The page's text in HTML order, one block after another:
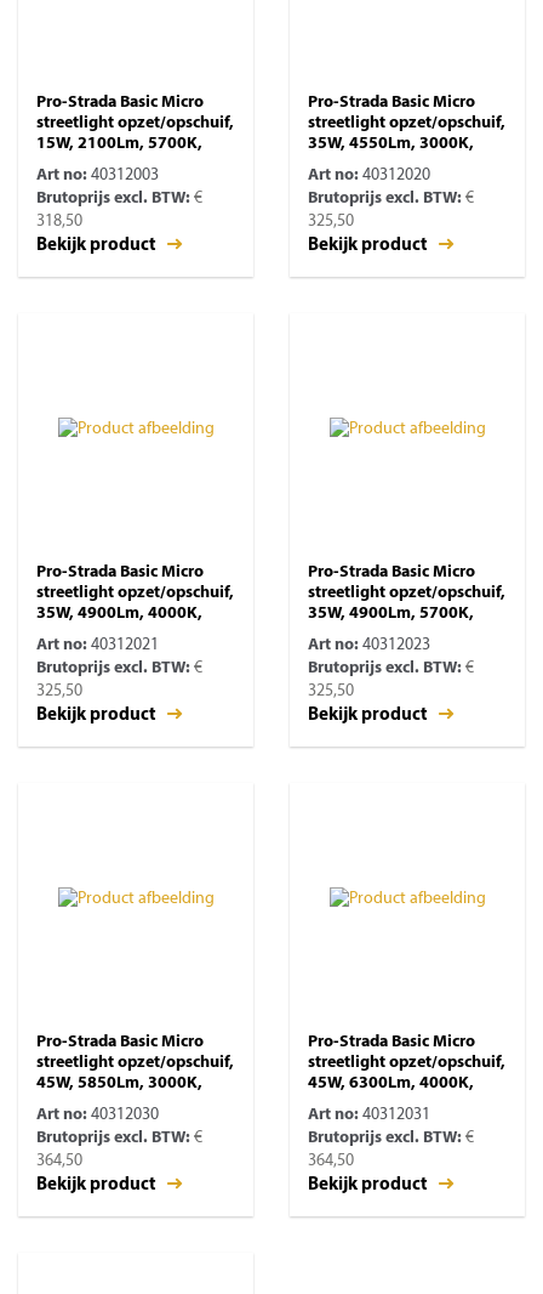
Pro-Strada Basic Micro
streetlight opzet/opschuif,
15W, 2100Lm, 5700K,
Art no: 40312003
Brutoprijs excl. BTW: €
318,50
Bekijk product
Pro-Strada Basic Micro
streetlight opzet/opschuif,
35W, 4550Lm, 3000K,
Art no: 40312020
Brutoprijs excl. BTW: €
325,50
Bekijk product
Pro-Strada Basic Micro
streetlight opzet/opschuif,
35W, 4900Lm, 4000K,
Art no: 40312021
Brutoprijs excl. BTW: €
325,50
Bekijk product
Pro-Strada Basic Micro
streetlight opzet/opschuif,
35W, 4900Lm, 5700K,
Art no: 40312023
Brutoprijs excl. BTW: €
325,50
Bekijk product
Pro-Strada Basic Micro
streetlight opzet/opschuif,
45W, 5850Lm, 3000K,
Art no: 40312030
Brutoprijs excl. BTW: €
364,50
Bekijk product
Pro-Strada Basic Micro
streetlight opzet/opschuif,
45W, 6300Lm, 4000K,
Art no: 40312031
Brutoprijs excl. BTW: €
364,50
Bekijk product